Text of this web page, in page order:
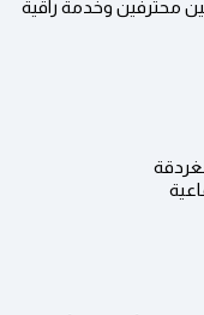
محترفين وخدمة راقية